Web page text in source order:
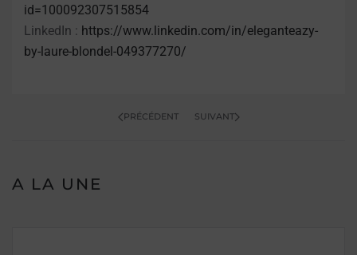
id=100092307515854
LinkedIn : https://www.linkedin.com/in/eleganteazy-
by-laure-blondel-049377270/
PRÉCÉDENT SUIVANT
A LA UNE